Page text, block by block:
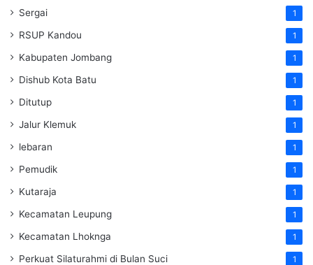
Sergai 1
RSUP Kandou 1
Kabupaten Jombang 1
Dishub Kota Batu 1
Ditutup 1
Jalur Klemuk 1
lebaran 1
Pemudik 1
Kutaraja 1
Kecamatan Leupung 1
Kecamatan Lhoknga 1
Perkuat Silaturahmi di Bulan Suci 1